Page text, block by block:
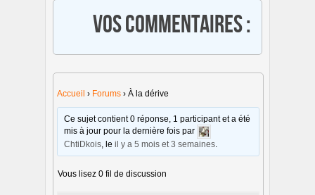
Vos commentaires :
Accueil › Forums › À la dérive
Ce sujet contient 0 réponse, 1 participant et a été
mis à jour pour la dernière fois par
ChtiDkois , leil y a 5 mois et 3 semaines
Vous lisez 0 fil de discussion